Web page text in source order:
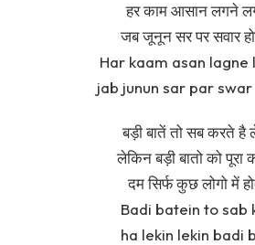
हर काम आसान लगने
जब जूनून सर पर सवार
Har kaam asan lagne
jab junun sar par
बड़ी बातें तो सब करते है
लेकिन बड़ी बातो को पूरा
दम सिर्फ कुछ लोगो में
Badi batein to sab
ha lekin lekin badi